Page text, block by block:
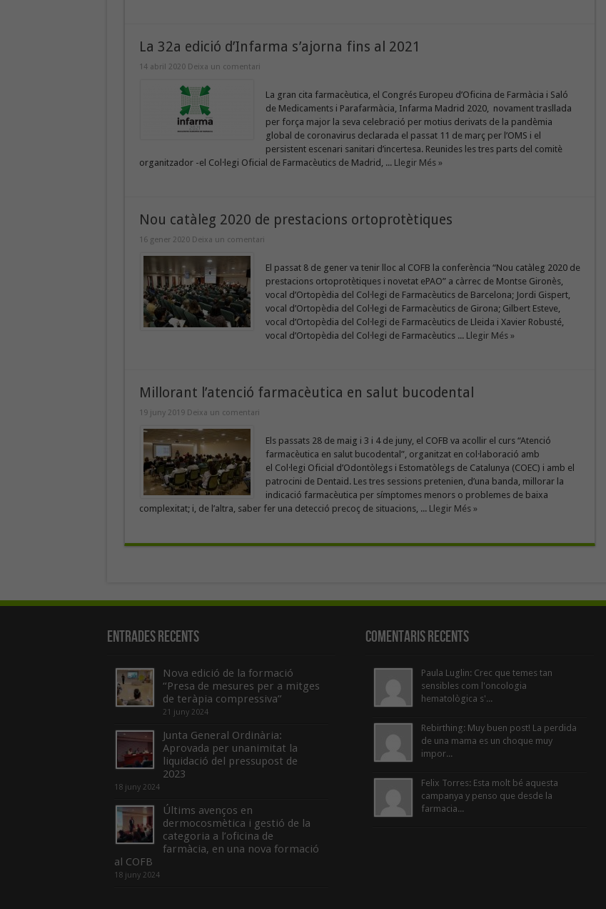
La 32a edició d’Infarma s’ajorna fins al 2021
14 abril 2020 Deixa un comentari
La gran cita farmacèutica, el Congrés Europeu d’Oficina de Farmàcia i Saló
de Medicaments i Parafarmàcia, Infarma Madrid 2020, novament trasllada
per força major la seva celebració per motius derivats de la pandèmia
global de coronavirus declarada el passat 11 de març per l’OMS i el
persistent escenari sanitari d’incertesa. Reunides les tres parts del comitè
organitzador -el Col·legi Oficial de Farmacèutics de Madrid, ... Llegir Més »
Nou catàleg 2020 de prestacions ortoprotètiques
16 gener 2020 Deixa un comentari
El passat 8 de gener va tenir lloc al COFB la conferència “Nou catàleg 2020 de
prestacions ortoprotètiques i novetat ePAO” a càrrec de Montse Gironès,
vocal d’Ortopèdia del Col·legi de Farmacèutics de Barcelona; Jordi Gispert,
vocal d’Ortopèdia del Col·legi de Farmacèutics de Girona; Gilbert Esteve,
vocal d’Ortopèdia del Col·legi de Farmacèutics de Lleida i Xavier Robusté,
vocal d’Ortopèdia del Col·legi de Farmacèutics ... Llegir Més »
Millorant l’atenció farmacèutica en salut bucodental
19 juny 2019 Deixa un comentari
Els passats 28 de maig i 3 i 4 de juny, el COFB va acollir el curs “Atenció
farmacèutica en salut bucodental”, organitzat en col·laboració amb
el Col·legi Oficial d’Odontòlegs i Estomatòlegs de Catalunya (COEC) i amb el
patrocini de Dentaid. Les tres sessions pretenien, d’una banda, millorar la
indicació farmacèutica per símptomes menors o problemes de baixa
complexitat; i, de l’altra, saber fer una detecció precoç de situacions, ... Llegir Més »
Entrades recents
Nova edició de la formació
“Presa de mesures per a mitges
de teràpia compressiva”
21 juny 2024
Junta General Ordinària:
Aprovada per unanimitat la
liquidació del pressupost de
2023
18 juny 2024
Últims avenços en
dermocosmètica i gestió de la
categoria a l’oficina de
farmàcia, en una nova formació
al COFB
18 juny 2024
Comentaris Recents
Paula Luglin: Crec que temes tan
sensibles com l'oncologia
hematològica s'...
Rebirthing: Muy buen post! La perdida
de una mama es un choque muy
impor...
Felix Torres: Esta molt bé aquesta
campanya y penso que desde la
farmacia...